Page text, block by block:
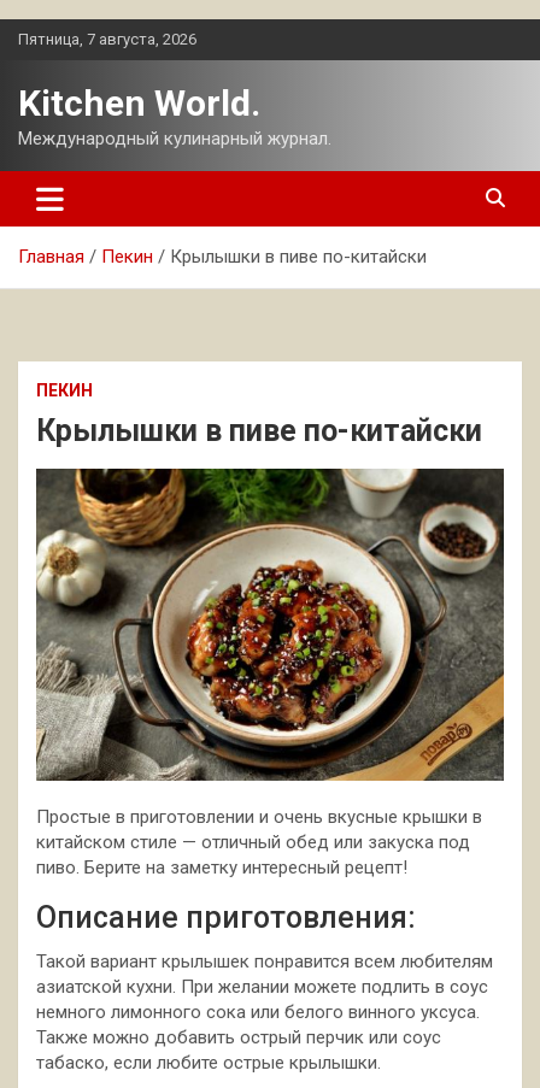
Перейти
Пятница, 7 августа, 2026
Kitchen World.
Международный кулинарный журнал.
Главная Пекин Крылышки в пиве по-китайски
ПЕКИН
Крылышки в пиве по-китайски
Простые в приготовлении и очень вкусные крышки в
китайском стиле — отличный обед или закуска под
пиво. Берите на заметку интересный рецепт!
Описание приготовления:
Такой вариант крылышек понравится всем любителям
азиатской кухни. При желании можете подлить в соус
немного лимонного сока или белого винного уксуса.
Также можно добавить острый перчик или соус
табаско, если любите острые крылышки.